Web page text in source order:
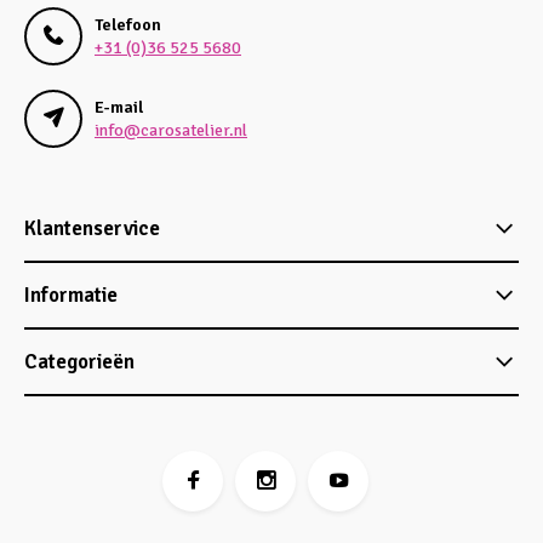
Telefoon
+31 (0)36 525 5680
E-mail
info@carosatelier.nl
Klantenservice
Informatie
Categorieën